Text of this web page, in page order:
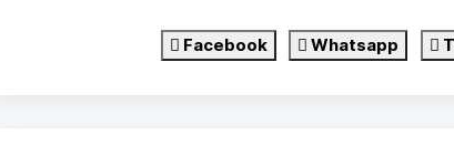
Facebook Whatsapp